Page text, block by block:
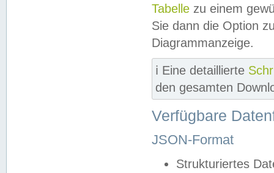
Tabelle zu einem
Sie dann die Option
Diagrammanzeige.
ℹ️ Eine detaillierte
den gesamten
Verfügbare
JSON-Format
Strukturiertes